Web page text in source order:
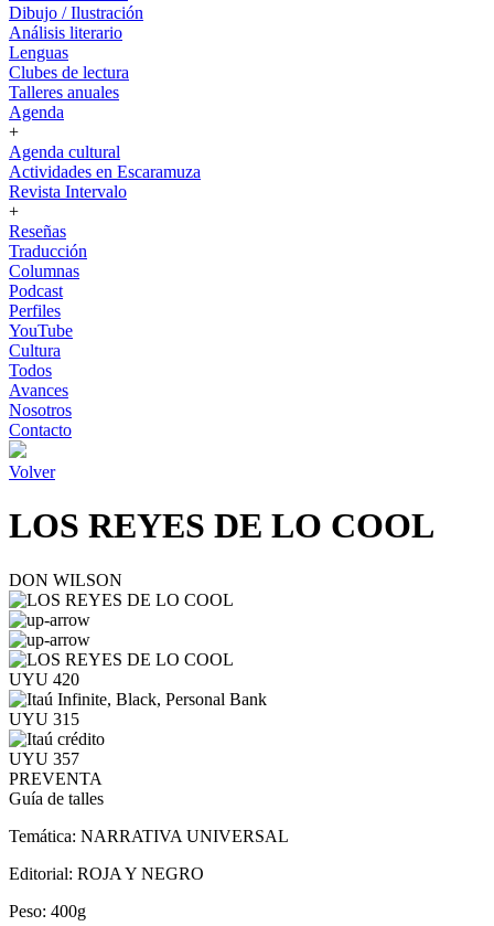
Dibujo / Ilustración
Análisis literario
Lenguas
Clubes de lectura
Talleres anuales
Agenda
+
Agenda cultural
Actividades en Escaramuza
Revista Intervalo
+
Reseñas
Traducción
Columnas
Podcast
Perfiles
YouTube
Cultura
Todos
Avances
Nosotros
Contacto
Volver
LOS REYES DE LO COOL
DON WILSON
UYU 420
UYU 315
UYU 357
PREVENTA
Guía de talles
Temática: NARRATIVA UNIVERSAL
Editorial: ROJA Y NEGRO
Peso: 400g